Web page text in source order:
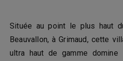
Située au point le plus haut
Beauvallon, à Grimaud, cette
ultra haut de gamme